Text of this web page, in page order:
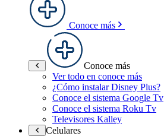
Conoce más
Conoce más
Ver todo en conoce más
¿Cómo instalar Disney Plus?
Conoce el sistema Google Tv
Conoce el sistema Roku Tv
Televisores Kalley
Celulares